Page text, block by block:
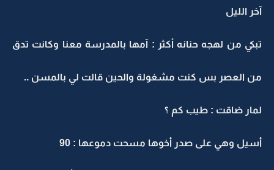
آخر الليل
تبكي من لهجه حنانه أكثر : آمها بالمدرسة معنا وكانت تدق
من العصر بس كنت مشغولة والحين قالت لي بالمسن ..
لمار ضاقت : طيب كم ؟
أسيل وهي على صدر أخوها مسحت دموعها : 90